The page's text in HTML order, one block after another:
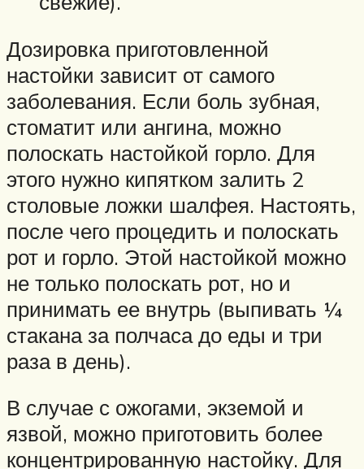
Дозировка приготовленной
настойки зависит от самого
заболевания. Если боль зубная,
стоматит или ангина, можно
полоскать настойкой горло. Для
этого нужно кипятком залить 2
столовые ложки шалфея. Настоять,
после чего процедить и полоскать
рот и горло. Этой настойкой можно
не только полоскать рот, но и
принимать ее внутрь (выпивать ¼
стакана за полчаса до еды и три
раза в день).
В случае с ожогами, экземой и
язвой, можно приготовить более
концентрированную настойку. Для